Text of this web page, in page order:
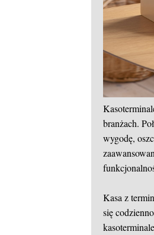
branżach.
wygodę,
Kasa z
się